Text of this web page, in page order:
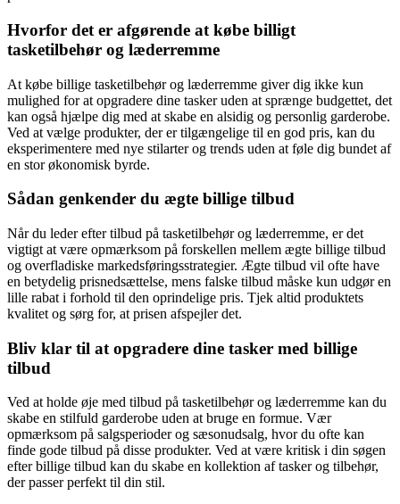
Hvorfor det er afgørende at købe billigt
tasketilbehør og læderremme
At købe billige tasketilbehør og læderremme giver dig ikke kun
mulighed for at opgradere dine tasker uden at sprænge budgettet, det
kan også hjælpe dig med at skabe en alsidig og personlig garderobe.
Ved at vælge produkter, der er tilgængelige til en god pris, kan du
eksperimentere med nye stilarter og trends uden at føle dig bundet af
en stor økonomisk byrde.
Sådan genkender du ægte billige tilbud
Når du leder efter tilbud på tasketilbehør og læderremme, er det
vigtigt at være opmærksom på forskellen mellem ægte billige tilbud
og overfladiske markedsføringsstrategier. Ægte tilbud vil ofte have
en betydelig prisnedsættelse, mens falske tilbud måske kun udgør en
lille rabat i forhold til den oprindelige pris. Tjek altid produktets
kvalitet og sørg for, at prisen afspejler det.
Bliv klar til at opgradere dine tasker med billige
tilbud
Ved at holde øje med tilbud på tasketilbehør og læderremme kan du
skabe en stilfuld garderobe uden at bruge en formue. Vær
opmærksom på salgsperioder og sæsonudsalg, hvor du ofte kan
finde gode tilbud på disse produkter. Ved at være kritisk i din søgen
efter billige tilbud kan du skabe en kollektion af tasker og tilbehør,
der passer perfekt til din stil.